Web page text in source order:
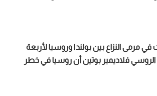
في مرمى النزاع بين بولندا وروسيا لأربعة
فلاديمير بوتين أن روسيا في خطر